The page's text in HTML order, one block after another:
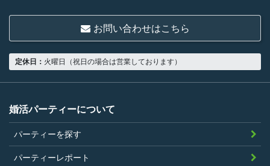
お問い合わせはこちら
定休日： 火曜日（祝日の場合は営業しております）
婚活パーティーについて
パーティーを探す
パーティーレポート